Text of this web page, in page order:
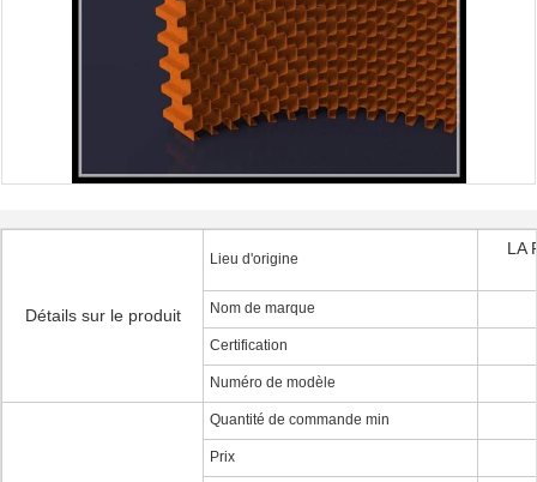
Détails sur le produit
Lieu d'origine
LA
Nom de marque
Certification
Numéro de modèle
Quantité de commande min
Prix